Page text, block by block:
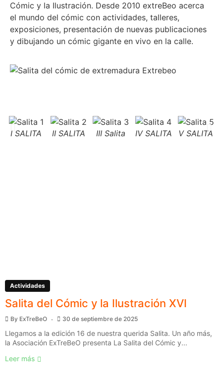
Cómic y la Ilustración. Desde 2010 extreBeo acerca
el mundo del cómic con actividades, talleres,
exposiciones, presentación de nuevas publicaciones
y dibujando un cómic gigante en vivo en la calle.
I SALITA II SALITA III Salita IV SALITA V SALITA
Actividades
Salita del Cómic y la Ilustración XVI
By ExTreBeO 30 de septiembre de 2025
Llegamos a la edición 16 de nuestra querida Salita. Un año más,
la Asociación ExTreBeO presenta La Salita del Cómic y...
Leer más